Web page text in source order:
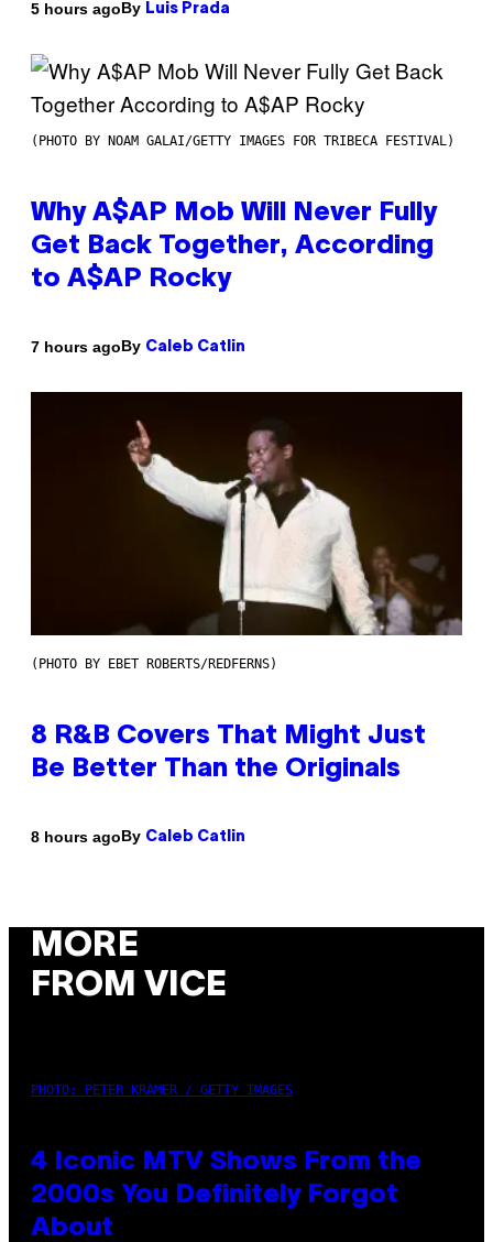
5 hours agoBy Luis Prada
(PHOTO BY NOAM GALAI/GETTY IMAGES FOR TRIBECA FESTIVAL)
Why A$AP Mob Will Never Fully
Get Back Together, According
to A$AP Rocky
7 hours agoBy Caleb Catlin
(PHOTO BY EBET ROBERTS/REDFERNS)
8 R&B Covers That Might Just
Be Better Than the Originals
8 hours agoBy Caleb Catlin
MORE
FROM VICE
PHOTO: PETER KRAMER / GETTY IMAGES
4 Iconic MTV Shows From the
2000s You Definitely Forgot
About